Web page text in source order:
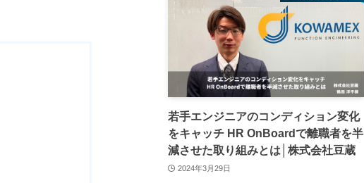
若手エンジニアのコンディション変化
をキャッチ HR OnBoardで離職者を半
減させた取り組みとは│株式会社豆蔵
2024年3月29日